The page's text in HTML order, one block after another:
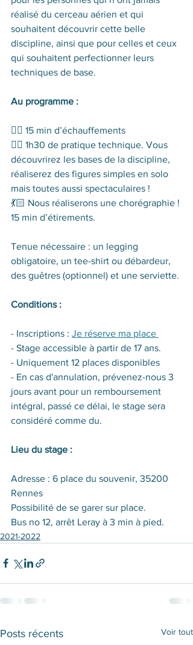
réalisé du cerceau aérien et qui
souhaitent découvrir cette belle
discipline, ainsi que pour celles et ceux
qui souhaitent perfectionner leurs
techniques de base.
Au programme :
👯‍♀️ 15 min d’échauffements
🤸‍♀️ 1h30 de pratique technique. Vous
découvrirez les bases de la discipline,
réaliserez des figures simples en solo
mais toutes aussi spectaculaires !
💃🏻 Nous réaliserons une chorégraphie !
15 min d’étirements.
Tenue nécessaire : un legging
obligatoire, un tee-shirt ou débardeur,
des guêtres (optionnel) et une serviette.
Conditions :
- Inscriptions : Je réserve ma place
- Stage accessible à partir de 17 ans.
- Uniquement 12 places disponibles
- En cas d'annulation, prévenez-nous 3
jours avant pour un remboursement
intégral, passé ce délai, le stage sera
considéré comme du.
Lieu du stage :
Adresse : 6 place du souvenir, 35200
Rennes
Possibilité de se garer sur place.
Bus no 12, arrêt Leray à 3 min à pied.
2021-2022
Posts récents Voir tout